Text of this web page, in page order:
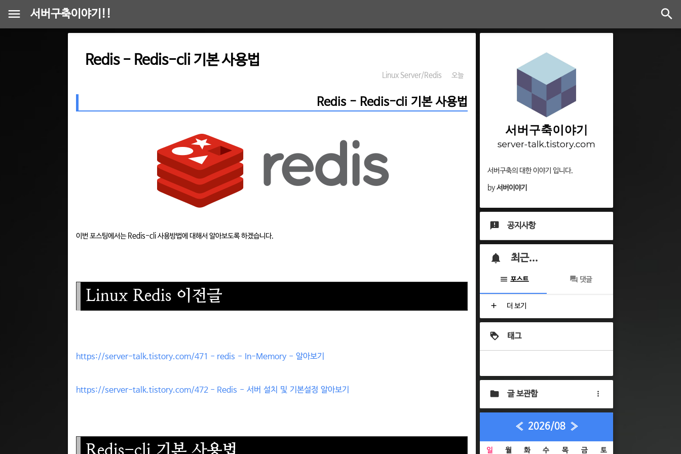
서버구축이야기!!
Redis - Redis-cli 기본 사용법
Linux Server/Redis 오늘
Redis - Redis-cli 기본 사용법
이번 포스팅에서는 Redis-cli 사용방법에 대해서 알아보도록 하겠습니다.
Linux Redis 이전글
https://server-talk.tistory.com/471 - redis - In-Memory - 알아보기
https://server-talk.tistory.com/472 - Redis - 서버 설치 및 기본설정 알아보기
Redis-cli 기본 사용법
서버구축의 대한 이야기 입니다.
by서버이야기
공지사항
최근...
포스트 댓글
더 보기
태그
글 보관함
« 2026/08 »
일 월 화 수 목 금 토